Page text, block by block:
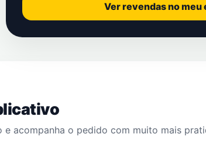
Ver revendas no meu
acompanha o pedido com muito mais